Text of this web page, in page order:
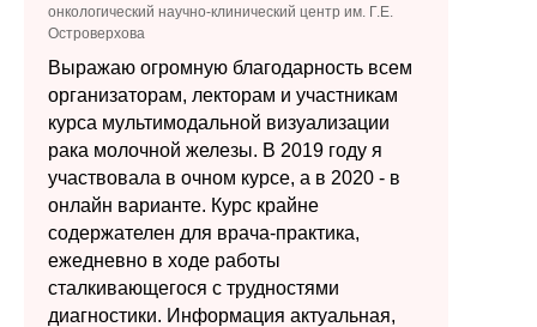
онкологический научно-клинический центр им. Г.Е.
Островерхова
Выражаю огромную благодарность всем
организаторам, лекторам и участникам
курса мультимодальной визуализации
рака молочной железы. В 2019 году я
участвовала в очном курсе, а в 2020 - в
онлайн варианте. Курс крайне
содержателен для врача-практика,
ежедневно в ходе работы
сталкивающегося с трудностями
диагностики. Информация актуальная,